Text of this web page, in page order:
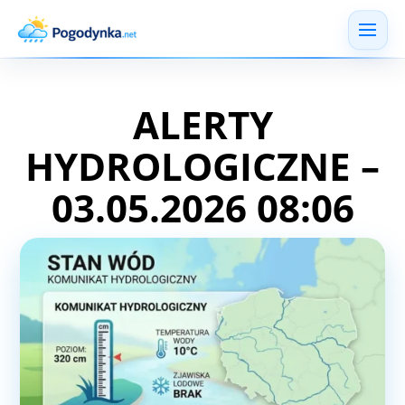
ALERTY
HYDROLOGICZNE –
03.05.2026 08:06